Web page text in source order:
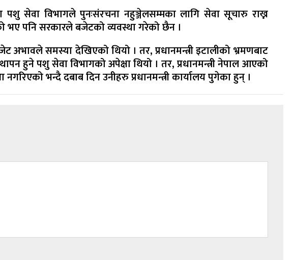
पशु सेवा विभागले पुनःसंरचना नहुञ्जेलसम्मका लागि सेवा सूचारु राख्न
भए पनि सरकारले बजेटको व्यवस्था गरेको छैन ।
अभावले समस्या देखिएको थियो । तर, प्रधानमन्त्री इटालीको भ्रमणबाट
हुने पशु सेवा विभागको अपेक्षा थियो । तर, प्रधानमन्त्री नेपाल आएको
भन्दै दबाब दिन उनीहरु प्रधानमन्त्री कार्यालय पुगेका हुन् ।